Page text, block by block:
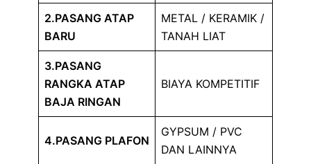
2.PASANG ATAP
BARU
METAL / KERAMIK /
TANAH LIAT
3.PASANG
RANGKA ATAP
BAJA RINGAN
BIAYA KOMPETITIF
4.PASANG PLAFON
GYPSUM / PVC
DAN LAINNYA